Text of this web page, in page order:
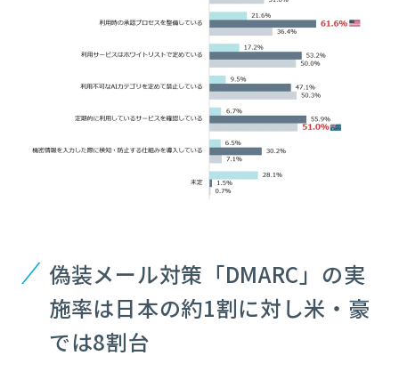
偽装メール対策「DMARC」の実
施率は日本の約1割に対し米・豪
では8割台